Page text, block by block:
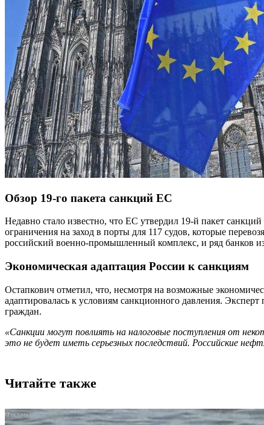
Обзор 19-го пакета санкций ЕС
Недавно стало известно, что ЕС утвердил 19-й пакет
ограничения на заход в порты для 117 судов, которые
российский военно-промышленный комплекс, и ряд банков
Экономическая адаптация России к санкциям
Остапкович отметил, что, несмотря на возможные
адаптировалась к условиям санкционного давления.
граждан.
«Санкции могут повлиять на налоговые поступления от
это не будет иметь серьезных последствий. Российские
Читайте также